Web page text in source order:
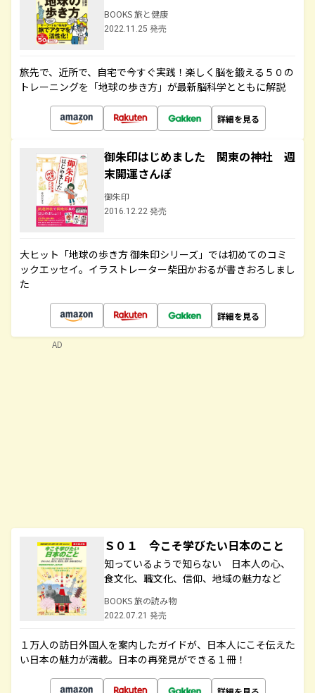
BOOKS 旅と健康
2022.11.25 発売
旅先で、近所で、自宅で今すぐ実践！楽しく脳を鍛える５０の
トレーニングを「地球の歩き方」が最新脳科学とともに解説
詳細を見る
御朱印はじめました 関東の神社 週
末開運さんぽ
御朱印
2016.12.22 発売
大ヒット「地球の歩き方 御朱印シリーズ」では初めてのコミ
ックエッセイ。イラストレーター柴田かおるが書きおろしまし
た
詳細を見る
Ｓ０１ 今こそ学びたい日本のこと
知っているようで知らない 日本人の心、
食文化、職文化、信仰、地域の魅力など
BOOKS 旅の読み物
2022.07.21 発売
１万人の訪日外国人を案内したガイドが、日本人にこそ伝えた
い日本の魅力が満載。日本の再発見ができる１冊！
AD